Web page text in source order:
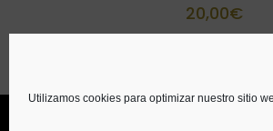
Utilizamos cookies para optimizar nuestro sitio
20,00€